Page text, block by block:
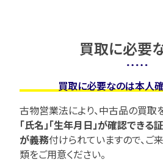
買取に必要
買取に必要なのは本人
古物営業法により、中古品の買取
「氏名」「生年月日」が確認でき
が義務付けられていますので、 ご
類をご用意ください。